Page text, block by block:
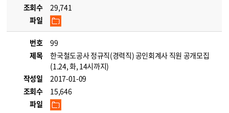
조회수
29,741
파일
번호
99
제목
한국철도공사 정규직(경력직) 공인회계사 직원 공개모집
(1.24, 화, 14시까지)
작성일
2017-01-09
조회수
15,646
파일